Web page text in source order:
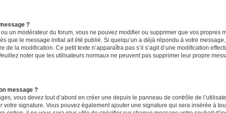
?
un modérateur du forum, vous ne pouvez modifier ou supprimer que vos
que le message initial ait été publié. Si quelqu’un a déjà répondu à votre
de la modification. Ce petit texte n’apparaîtra pas s’il s’agit d’une modification
noter que les utilisateurs normaux ne peuvent pas supprimer leur propre
message ?
vous devez tout d’abord en créer une depuis le panneau de contrôle de
votre signature. Vous pouvez également ajouter une signature qui sera insérée à